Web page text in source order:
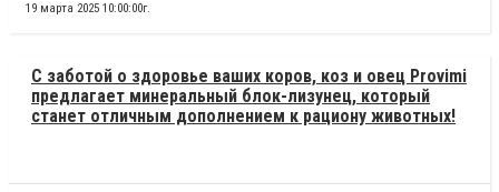
19 марта 2025 10:00:00г.
С заботой о здоровье ваших коров, коз и овец Provimi
предлагает минеральный блок-лизунец, который
станет отличным дополнением к рациону животных!